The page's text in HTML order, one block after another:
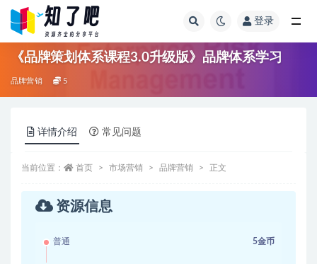
登录
《品牌策划体系课程3.0升级版》品牌体系学习
品牌营销 5
详情介绍 常见问题
当前位置： 首页 市场营销 品牌营销 正文
资源信息
普通 5金币
全部